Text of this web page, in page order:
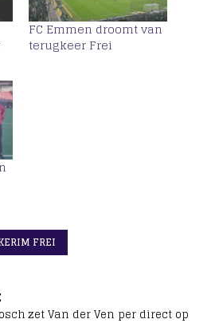
FC Emmen droomt van
terugkeer Frei
FREI
zet Van der Ven per direct op